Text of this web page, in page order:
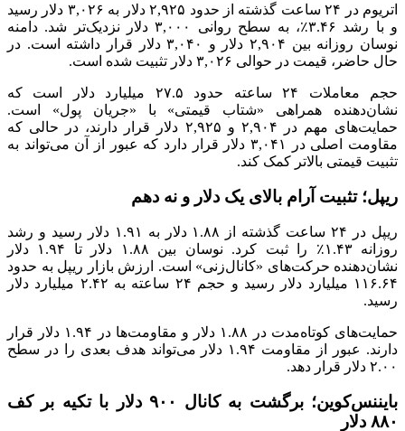
اتریوم در ۲۴ ساعت گذشته از حدود ۲,۹۲۵ دلار به ۳,۰۲۶ دلار رسید
و با رشد ۳.۴۶٪، به سطح روانی ۳,۰۰۰ دلار نزدیک‌تر شد. دامنه
نوسان روزانه بین ۲,۹۰۴ دلار و ۳,۰۴۰ دلار قرار داشته است. در
حال حاضر، قیمت در حوالی ۳,۰۲۶ دلار تثبیت شده است.
حجم معاملات ۲۴ ساعته حدود ۲۷.۵ میلیارد دلار است که
نشان‌دهنده همراهی «شتاب قیمتی» با «جریان پول» است.
حمایت‌های مهم در ۲,۹۰۴ و ۲,۹۲۵ دلار قرار دارند، در حالی که
مقاومت اصلی در ۳,۰۴۱ دلار قرار دارد که عبور از آن می‌تواند به
تثبیت قیمتی بالاتر کمک کند.
ریپل؛ تثبیت آرام بالای یک دلار و نه دهم
ریپل در ۲۴ ساعت گذشته از ۱.۸۸ دلار به ۱.۹۱ دلار رسید و رشد
روزانه ۱.۴۳٪ را ثبت کرد. نوسان بین ۱.۸۸ دلار تا ۱.۹۴ دلار
نشان‌دهنده حرکت‌های «کانال‌زنی» است. ارزش بازار ریپل به حدود
۱۱۶.۶۴ میلیارد دلار رسید و حجم ۲۴ ساعته به ۲.۴۲ میلیارد دلار
رسید.
حمایت‌های کوتاه‌مدت در ۱.۸۸ دلار و مقاومت‌ها در ۱.۹۴ دلار قرار
دارند. عبور از مقاومت ۱.۹۴ دلار می‌تواند هدف بعدی را در سطح
۲.۰۰ دلار قرار دهد.
بایننس‌کوین؛ برگشت به کانال ۹۰۰ دلار با تکیه بر کف
۸۸۰ دلار